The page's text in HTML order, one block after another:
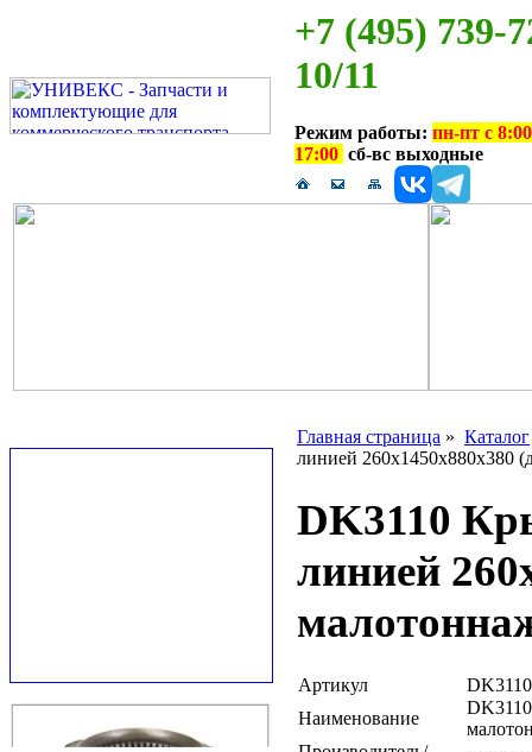
+7 (495) 739-
10/11
Режим работы: пн-пт с
17:00 сб-вс выходные
Главная страница » Каталог
линией 260х1450х880х380
DK3110
линией
Артикул
DK3110
Наименование